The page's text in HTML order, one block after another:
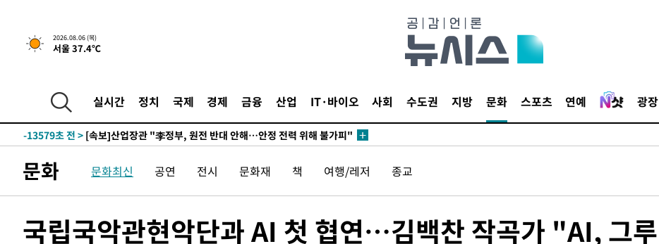
2026.08.06 (목)
서울 37.4℃
실시간 정치 국제 경제 금융 산업 IT·바이오 사회 수도권 지방 문화 스포츠 연예 광장
-24843초 전 >손흥민, 5경기 연속골 실패…LAFC는 승부차기 끝 과달라하라 격파
-17081초 전 >
-17059초 전 >
"美간섭에 합의 지연"…트럼프, '이란 호르무즈 통제권' 수용할까
-13579초 전 >
[속보]산업장관 "李정부, 원전 반대 안해…안정 전력 위해 불가피"
-12276초 전 >[속보]경찰, '홍명보 선임 논란' 대한축구협회·축구회관 등 압수수
색
-11663초 전 >
[속보]산업장관 "美무역법 제301조 과잉생산 결과 발표 8월 중 예
-8289초 전 >서울 열대야 15일째 지속…비공식 '초열대야' 30도 넘어
문화 문화최신 공연 전시 문화재 책 여행/레저 종교
국립국악관현악단과 AI 첫 협연…김백찬 작곡가 "AI, 그루